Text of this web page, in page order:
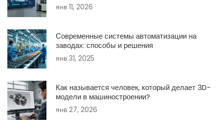
янв 11, 2026
Современные системы автоматизации на
заводах: способы и решения
янв 31, 2025
Как называется человек, который делает 3D-
модели в машиностроении?
янв 27, 2026